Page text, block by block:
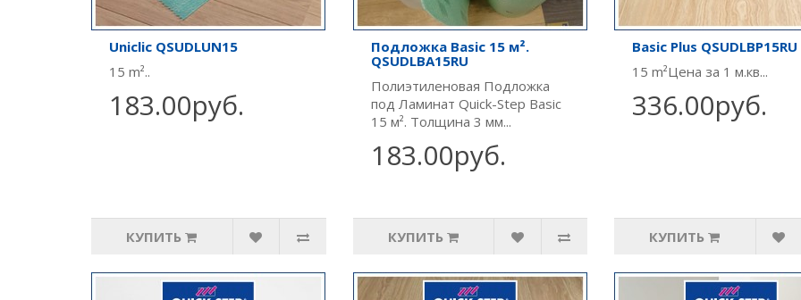
Uniclic QSUDLUN15
15 m²..
183.00руб.
КУПИТЬ
Подложка Basic 15 м².
QSUDLBA15RU
Полиэтиленовая Подложка
под Ламинат Quick-Step Basic
15 м². Толщина 3 мм...
183.00руб.
КУПИТЬ
Basic Plus QSUDLBP15RU
15 m²Цена за 1 м.кв...
336.00руб.
КУПИТЬ